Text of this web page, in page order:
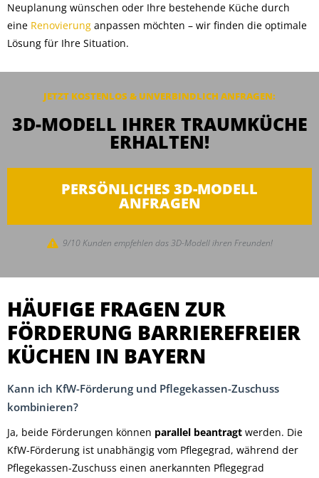
Neuplanung wünschen oder Ihre bestehende Küche durch
eine Renovierung anpassen möchten – wir finden die optimale
Lösung für Ihre Situation.
JETZT KOSTENLOS & UNVERBINDLICH ANFRAGEN:
3D-MODELL IHRER TRAUMKÜCHE
ERHALTEN!
PERSÖNLICHES 3D-MODELL
ANFRAGEN
9/10 Kunden empfehlen das 3D-Modell ihren Freunden!
HÄUFIGE FRAGEN ZUR
FÖRDERUNG BARRIEREFREIER
KÜCHEN IN BAYERN
Kann ich KfW-Förderung und Pflegekassen-Zuschuss
kombinieren?
Ja, beide Förderungen können parallel beantragt werden. Die
KfW-Förderung ist unabhängig vom Pflegegrad, während der
Pflegekassen-Zuschuss einen anerkannten Pflegegrad